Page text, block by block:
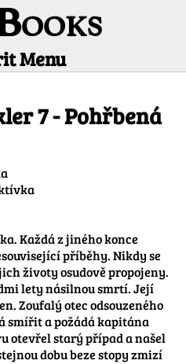
Menu
7 - Pohřbená
Každá z jiného konce
příběhy. Nikdy se
životy osudově propojeny.
lety násilnou smrtí. Její
Zoufalý otec odsouzeného
smířit a požádá kapitána
otevřel starý případ a našel
dobu beze stopy zmizí